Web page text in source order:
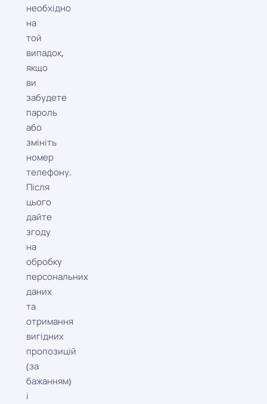
необхідно
на
той
випадок,
якщо
ви
забудете
пароль
або
змініть
номер
телефону.
Після
цього
дайте
згоду
на
обробку
персональних
даних
та
отримання
вигідних
пропозицій
(за
бажанням)
і